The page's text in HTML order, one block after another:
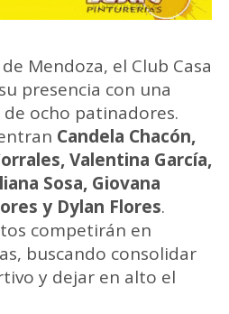
Mendoza, el Club Casa
presencia con una
ocho patinadores.
Candela Chacón,
Valentina García,
Sosa, Giovana
y Dylan Flores.
competirán en
buscando consolidar
y dejar en alto el